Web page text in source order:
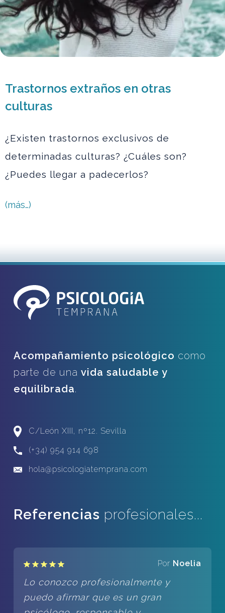
Trastornos extraños en otras
culturas
¿Existen trastornos exclusivos de
determinadas culturas? ¿Cuáles son?
¿Puedes llegar a padecerlos?
(más…)
Acompañamiento psicológico como
parte de una vida saludable y
equilibrada.
C/León XIII, nº12. Sevilla
(+34) 954 914 698
hola@psicologiatemprana.com
Referencias profesionales...
Por Noelia
Lo conozco profesionalmente y
puedo afirmar que es un gran